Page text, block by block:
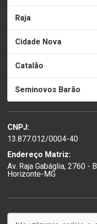
Raja
Cidade Nova
Catalão
Seminovos Barão
CNPJ:
13.877.012/0004-40
Endereço Matriz:
Av. Raja Gabáglia, 2760 -
Horizonte-MG